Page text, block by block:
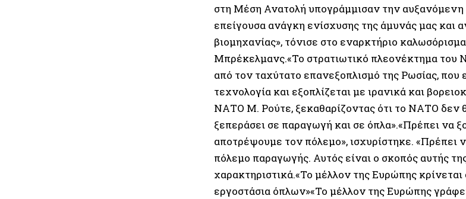
στη Μέση Ανατολή υπογράμμισαν την αυξανόμενη
επείγουσα ανάγκη ενίσχυσης της άμυνάς μας και
βιομηχανίας», τόνισε στο εναρκτήριο
Μπρέκελμανς.«Το στρατιωτικό πλεονέκτημα του
από τον ταχύτατο επανεξοπλισμό της Ρωσίας, που
τεχνολογία και εξοπλίζεται με ιρανικά και
ΝΑΤΟ Μ. Ρούτε, ξεκαθαρίζοντας ότι το ΝΑΤΟ δεν
ξεπεράσει σε παραγωγή και σε όπλα».«Πρέπει να
αποτρέψουμε τον πόλεμο», ισχυρίστηκε. «Πρέπει
πόλεμο παραγωγής. Αυτός είναι ο σκοπός αυτής
χαρακτηριστικά.«Το μέλλον της Ευρώπης
εργοστάσια όπλων»«Το μέλλον της Ευρώπης